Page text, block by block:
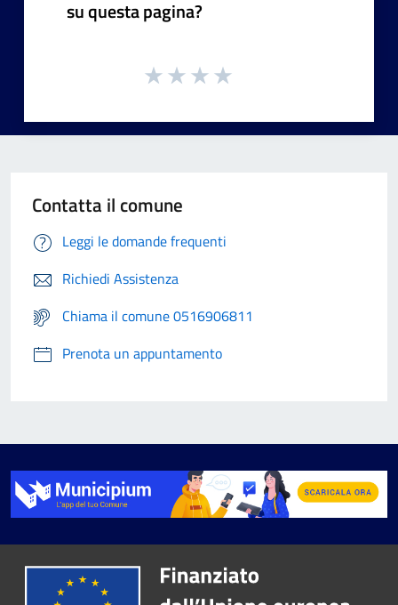
su questa pagina?
Contatta il comune
Leggi le domande frequenti
Richiedi Assistenza
Chiama il comune 0516906811
Prenota un appuntamento